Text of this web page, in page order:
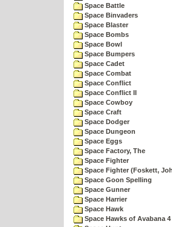
Space Battle
Space Binvaders
Space Blaster
Space Bombs
Space Bowl
Space Bumpers
Space Cadet
Space Combat
Space Conflict
Space Conflict II
Space Cowboy
Space Craft
Space Dodger
Space Dungeon
Space Eggs
Space Factory, The
Space Fighter
Space Fighter (Foskett,
Space Goon Spelling
Space Gunner
Space Harrier
Space Hawk
Space Hawks of Avabana 4